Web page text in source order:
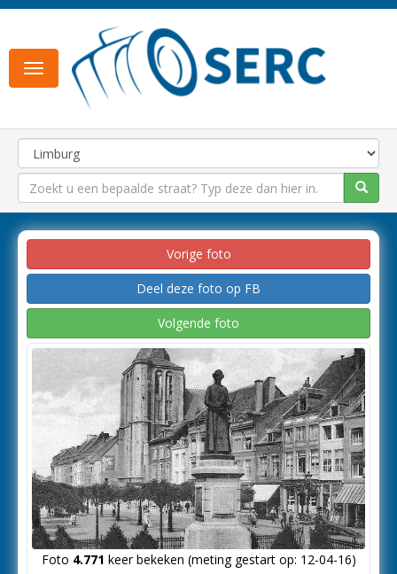
Toggle
navigation
Vorige foto
Deel deze foto op FB
Volgende foto
Foto 4.771 keer bekeken (meting gestart op: 12-04-16)